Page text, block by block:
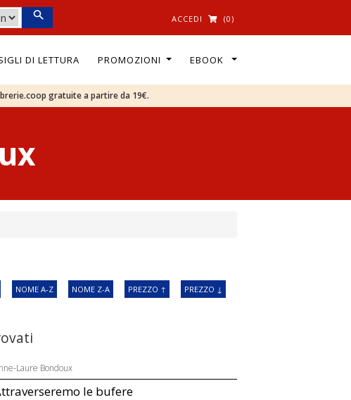
ACCEDI (0)
DI LETTURA PROMOZIONI EBOOK
gratuite a partire da 19€.
NOME A-Z NOME Z-A PREZZO ↑ PREZZO ↓
Laure Bondoux
le bufere